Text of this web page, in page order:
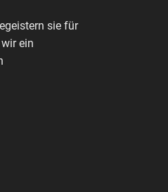
sie für
ein